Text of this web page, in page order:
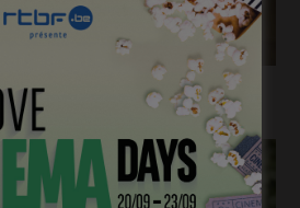
Govaerts